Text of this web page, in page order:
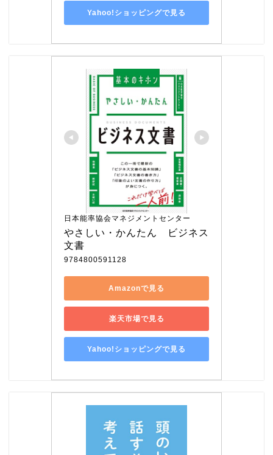
Yahoo!ショッピングで見る
日本能率協会マネジメントセンター
やさしい・かんたん　ビジネス
文書
9784800591128
Amazonで見る
楽天市場で見る
Yahoo!ショッピングで見る